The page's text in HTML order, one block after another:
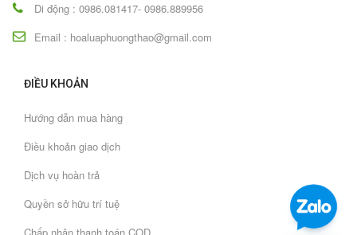
Di động : 0986.081417- 0986.889956
Email : hoaluaphuongthao@gmail.com
ĐIỀU KHOẢN
Hướng dẫn mua hàng
Điều khoản giao dịch
Dịch vụ hoàn trả
Quyền sở hữu trí tuệ